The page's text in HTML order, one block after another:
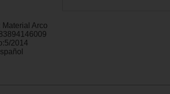
Material Arco
5/2014